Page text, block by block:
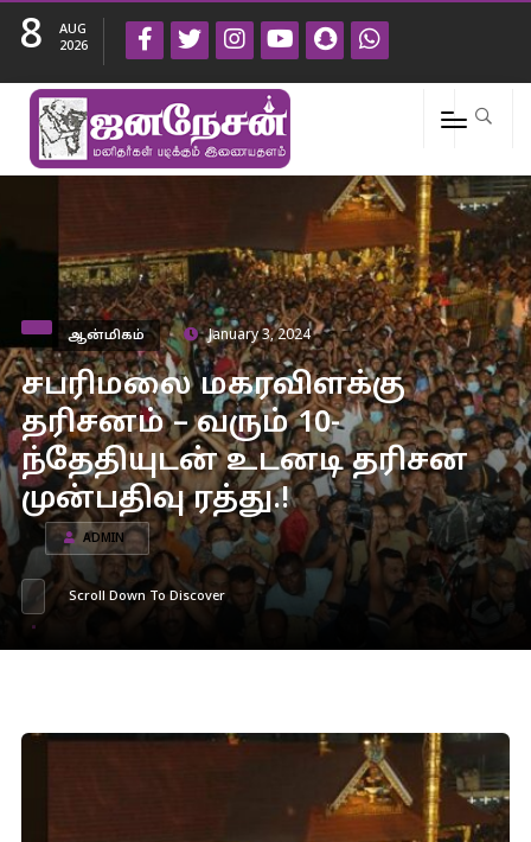
8
AUG
2026
ஆன்மிகம் January 3, 2024
சபரிமலை மகரவிளக்கு
தரிசனம் – வரும் 10-
ந்தேதியுடன் உடனடி தரிசன
முன்பதிவு ரத்து.!
ADMIN
Scroll Down To Discover